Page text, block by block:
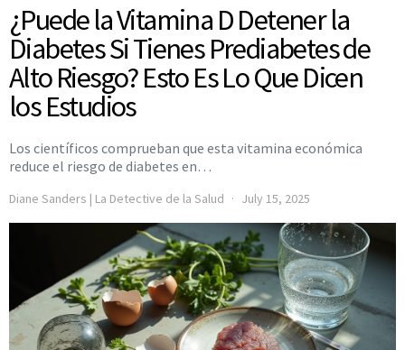
¿Puede la Vitamina D Detener la
Diabetes Si Tienes Prediabetes de
Alto Riesgo? Esto Es Lo Que Dicen
los Estudios
Los científicos comprueban que esta vitamina económica
reduce el riesgo de diabetes en…
Diane Sanders | La Detective de la Salud July 15, 2025